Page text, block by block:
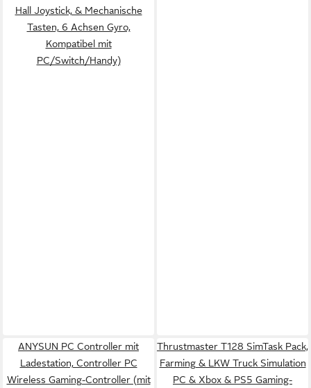
Hall Joystick, & Mechanische
Tasten, 6 Achsen Gyro,
Kompatibel mit
PC/Switch/Handy)
ANYSUN PC Controller mit
Ladestation, Controller PC
Wireless Gaming-Controller (mit
Thrustmaster T128 SimTask Pack,
Farming & LKW Truck Simulation
PC & Xbox & PS5 Gaming-